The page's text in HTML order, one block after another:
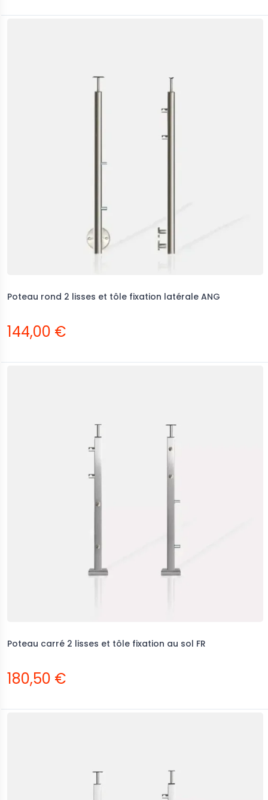
Poteau rond 2 lisses et tôle fixation latérale ANG
144,00 €
Poteau carré 2 lisses et tôle fixation au sol FR
180,50 €